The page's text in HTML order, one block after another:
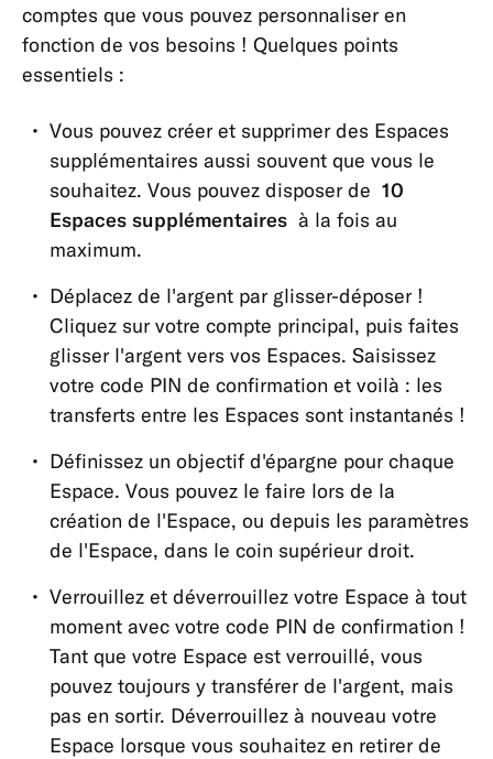
compte
Cartes
Paiements,
Virements
Retraits
Application
Produits
Application
Contacter
N26
Portefeuilles
mobiles
en
ligne
Parrainage
MoneyBeam
SIM
Crédit
comptes que vous pouvez personnaliser en
fonction de vos besoins ! Quelques points
essentiels :
Vous pouvez créer et supprimer des Espaces
supplémentaires aussi souvent que vous le
souhaitez. Vous pouvez disposer de 10
Espaces supplémentaires à la fois au
maximum.
Déplacez de l'argent par glisser-déposer !
Cliquez sur votre compte principal, puis faites
glisser l'argent vers vos Espaces. Saisissez
votre code PIN de confirmation et voilà : les
transferts entre les Espaces sont instantanés !
Définissez un objectif d'épargne pour chaque
Espace. Vous pouvez le faire lors de la
création de l'Espace, ou depuis les paramètres
de l'Espace, dans le coin supérieur droit.
Verrouillez et déverrouillez votre Espace à tout
moment avec votre code PIN de confirmation !
Tant que votre Espace est verrouillé, vous
pouvez toujours y transférer de l'argent, mais
pas en sortir. Déverrouillez à nouveau votre
Espace lorsque vous souhaitez en retirer de